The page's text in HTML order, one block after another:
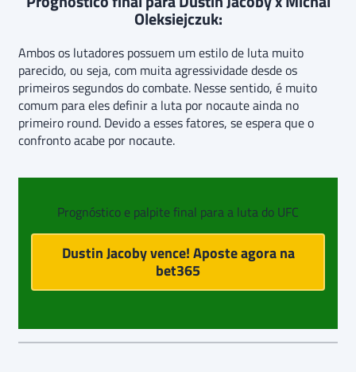
Oleksiejczuk:
Ambos os lutadores possuem um estilo de luta muito
parecido, ou seja, com muita agressividade desde os
primeiros segundos do combate. Nesse sentido, é muito
comum para eles definir a luta por nocaute ainda no
primeiro round. Devido a esses fatores, se espera que o
confronto acabe por nocaute.
Prognóstico e palpite final para a luta do UFC
Dustin Jacoby vence! Aposte agora na
bet365